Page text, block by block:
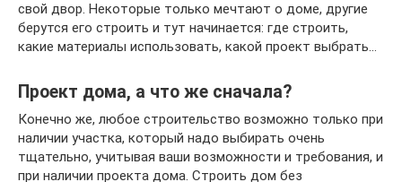
свой двор. Некоторые только мечтают о доме, другие
берутся его строить и тут начинается: где строить,
какие материалы использовать, какой проект выбрать…
Проект дома, а что же сначала?
Конечно же, любое строительство возможно только при
наличии участка, который надо выбирать очень
тщательно, учитывая ваши возможности и требования, и
при наличии проекта дома. Строить дом без